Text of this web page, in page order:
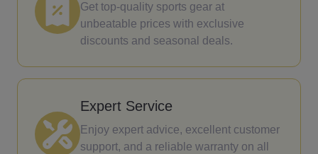
Get top-quality sports gear at
unbeatable prices with exclusive
discounts and seasonal deals.
Expert Service
Enjoy expert advice, excellent customer
support, and a reliable warranty on all